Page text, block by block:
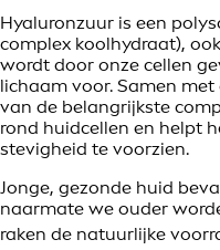
Hyaluronzuur is een
complex koolhydraat),
wordt door onze cellen
lichaam voor. Samen
van de belangrijkste
rond huidcellen en helpt
stevigheid te voorzien.
Jonge, gezonde huid
naarmate we ouder
raken de natuurlijke